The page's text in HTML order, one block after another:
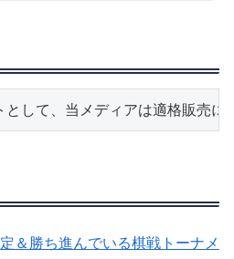
して、当メディアは適格販売に
＆勝ち進んでいる棋戦トーナメ